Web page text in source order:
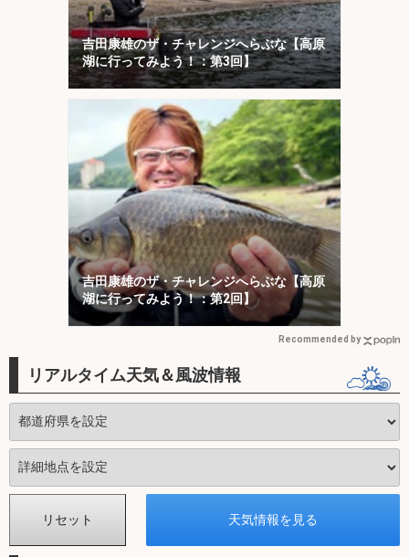
吉田康雄のザ・チャレンジへらぶな【高原
湖に行ってみよう！：第3回】
吉田康雄のザ・チャレンジへらぶな【高原
湖に行ってみよう！：第2回】
Recommended by
リアルタイム天気＆風波情報